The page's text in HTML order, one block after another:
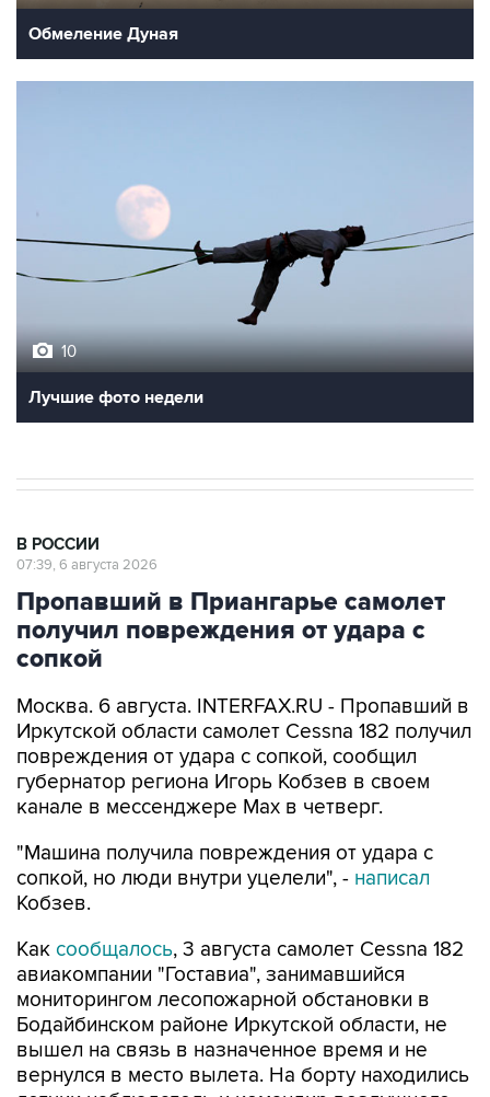
Обмеление Дуная
10
Лучшие фото недели
В РОССИИ
07:39, 6 августа 2026
Пропавший в Приангарье самолет
получил повреждения от удара с
сопкой
Москва. 6 августа. INTERFAX.RU - Пропавший в
Иркутской области самолет Cessna 182 получил
повреждения от удара с сопкой, сообщил
губернатор региона Игорь Кобзев в своем
канале в мессенджере Мах в четверг.
"Машина получила повреждения от удара с
сопкой, но люди внутри уцелели", - написал
Кобзев.
Как сообщалось, 3 августа самолет Cessna 182
авиакомпании "Гоставиа", занимавшийся
мониторингом лесопожарной обстановки в
Бодайбинском районе Иркутской области, не
вышел на связь в назначенное время и не
вернулся в место вылета. На борту находились